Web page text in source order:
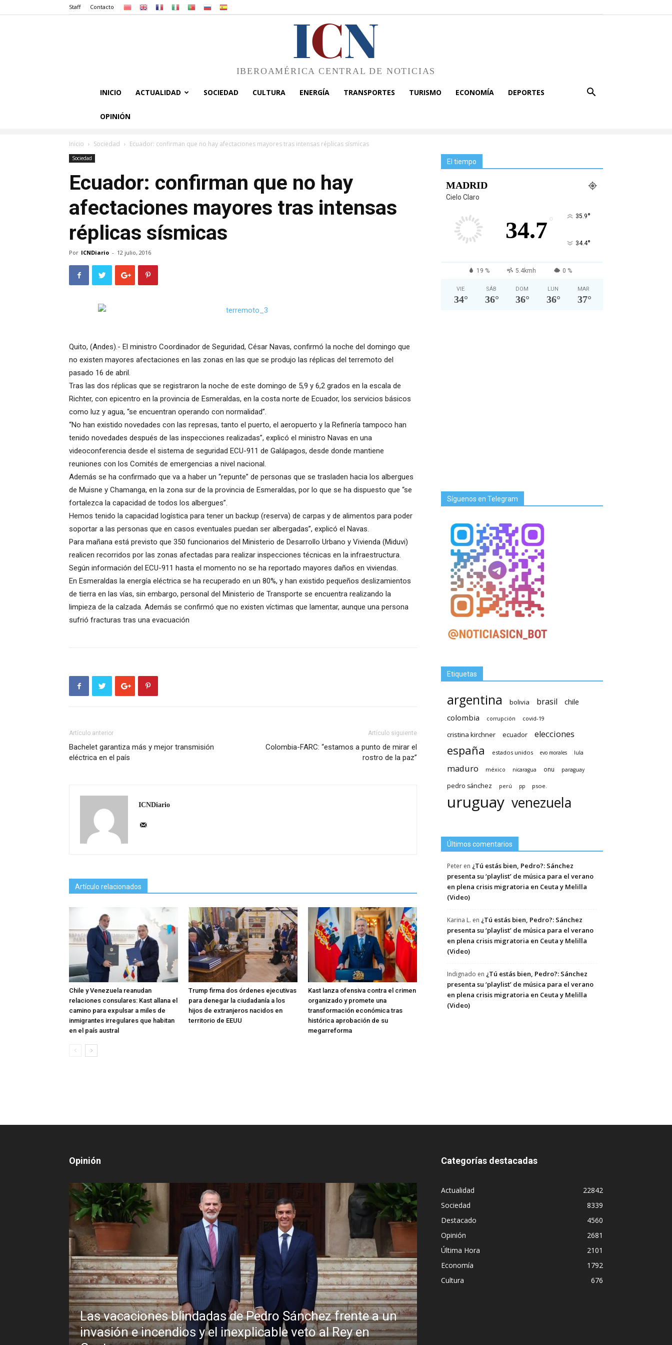
Staff Contacto
ICN
IBEROAMÉRICA CENTRAL DE NOTICIAS
INICIO ACTUALIDAD SOCIEDAD CULTURA ENERGÍA TRANSPORTES TURISMO ECONOMÍA DEPORTES
OPINIÓN
Inicio Sociedad Ecuador: confirman que no hay afectaciones mayores tras intensas réplicas sísmicas
Sociedad
Ecuador: confirman que no hay
afectaciones mayores tras intensas
réplicas sísmicas
Por ICNDiario - 12 julio, 2016
Quito, (Andes).- El ministro Coordinador de Seguridad, César Navas, confirmó la noche del domingo que
no existen mayores afectaciones en las zonas en las que se produjo las réplicas del terremoto del
pasado 16 de abril.
Tras las dos réplicas que se registraron la noche de este domingo de 5,9 y 6,2 grados en la escala de
Richter, con epicentro en la provincia de Esmeraldas, en la costa norte de Ecuador, los servicios básicos
como luz y agua, “se encuentran operando con normalidad”.
“No han existido novedades con las represas, tanto el puerto, el aeropuerto y la Refinería tampoco han
tenido novedades después de las inspecciones realizadas”, explicó el ministro Navas en una
videoconferencia desde el sistema de seguridad ECU-911 de Galápagos, desde donde mantiene
reuniones con los Comités de emergencias a nivel nacional.
Además se ha confirmado que va a haber un “repunte” de personas que se trasladen hacia los albergues
de Muisne y Chamanga, en la zona sur de la provincia de Esmeraldas, por lo que se ha dispuesto que “se
fortalezca la capacidad de todos los albergues”.
Hemos tenido la capacidad logística para tener un backup (reserva) de carpas y de alimentos para poder
soportar a las personas que en casos eventuales puedan ser albergadas”, explicó el Navas.
Para mañana está previsto que 350 funcionarios del Ministerio de Desarrollo Urbano y Vivienda (Miduvi)
realicen recorridos por las zonas afectadas para realizar inspecciones técnicas en la infraestructura.
Según información del ECU-911 hasta el momento no se ha reportado mayores daños en viviendas.
En Esmeraldas la energía eléctrica se ha recuperado en un 80%, y han existido pequeños deslizamientos
de tierra en las vías, sin embargo, personal del Ministerio de Transporte se encuentra realizando la
limpieza de la calzada. Además se confirmó que no existen víctimas que lamentar, aunque una persona
sufrió fracturas tras una evacuación
Artículo anterior
Bachelet garantiza más y mejor transmisión
eléctrica en el país
Artículo siguiente
Colombia-FARC: “estamos a punto de mirar el
rostro de la paz”
ICNDiario
Artículo relacionados
Chile y Venezuela reanudan
relaciones consulares: Kast allana el
camino para expulsar a miles de
inmigrantes irregulares que habitan
en el país austral
Trump firma dos órdenes ejecutivas
para denegar la ciudadanía a los
hijos de extranjeros nacidos en
territorio de EEUU
Kast lanza ofensiva contra el crimen
organizado y promete una
transformación económica tras
histórica aprobación de su
megarreforma
El tiempo
MADRID
Cielo Claro
34.7 ° 35.9°
34.4°
19 % 5.4kmh 0 %
VIE
34°
SÁB
36°
DOM
36°
LUN
36°
MAR
37°
Síguenos en Telegram
Etiquetas
argentina bolivia brasil
chile
colombia
corrupción covid-19
cristina kirchner ecuador elecciones
españa estados unidos evo morales lula
maduro méxico nicaragua onu paraguay
pedro sánchez perú pp psoe.
uruguay venezuela
Últimos comentarios
Peter en ¿Tú estás bien, Pedro?: Sánchez
presenta su ‘playlist’ de música para el verano
en plena crisis migratoria en Ceuta y Melilla
(Video)
Karina L. en ¿Tú estás bien, Pedro?: Sánchez
presenta su ‘playlist’ de música para el verano
en plena crisis migratoria en Ceuta y Melilla
(Video)
Indignado en ¿Tú estás bien, Pedro?: Sánchez
presenta su ‘playlist’ de música para el verano
en plena crisis migratoria en Ceuta y Melilla
(Video)
Opinión
de Pedro Sánchez frente a un
inexplicable veto al Rey en
Sin disimulo: la peligrosa promiscuidad institucional en
Categorías destacadas
Actualidad
22842
Sociedad
8339
Destacado
4560
Opinión
2681
Última Hora
2101
Economía
1792
Cultura
676